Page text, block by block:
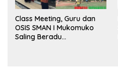
Class Meeting, Guru dan
OSIS SMAN I Mukomuko
Saling Beradu